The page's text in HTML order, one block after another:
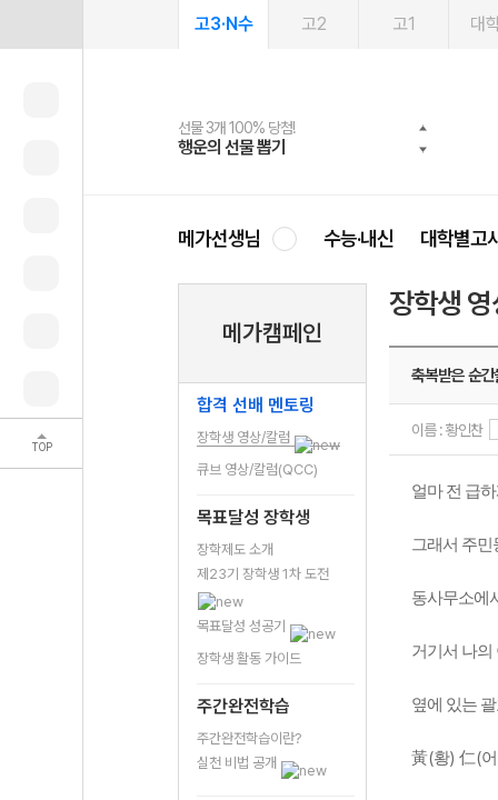
TOP
고3·N수 고2 고1 대
선물 3개 100% 당첨!
행운의 선물 뽑기
선물 100% 증정!
메가스터디 X 올리브
여름방학 스터디 캐시백
메가런 썸머스쿨
2027 러셀 단과
강사 공개선발
스마트러닝앱
설문 EVENT
메가패스
3일 무료 체험권
메가패스 수강생 무료혜택!
메가클럽 멤버십
사회공헌 캠페인
희망이룸 메가나눔
메가선생님 수능·내신 대학별고
메가캠페인
합격 선배 멘토링
장학생 영상/칼럼
큐브 영상/칼럼(QCC)
목표달성 장학생
장학제도 소개
제23기 장학생 1차 도전
목표달성 성공기
장학생 활동 가이드
주간완전학습
주간완전학습이란?
실천 비법 공개
장학생
축복받은 순
이름 : 황인찬
얼마 전 급
그래서 주
동사무소에
거기서 나의
옆에 있는
黃(황) 仁(